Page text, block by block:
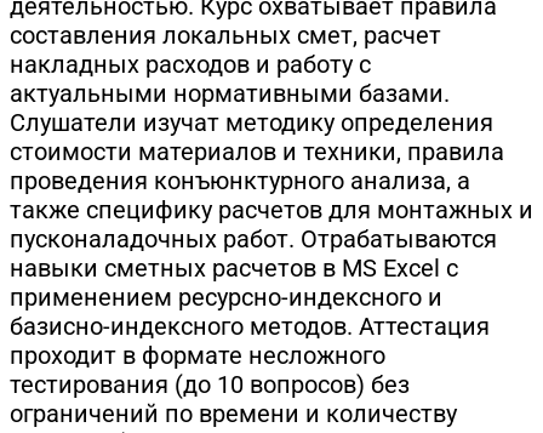
составления локальных смет, расчет
накладных расходов и работу с
актуальными нормативными базами.
Слушатели изучат методику определения
стоимости материалов и техники, правила
проведения конъюнктурного анализа, а
также специфику расчетов для монтажных и
пусконаладочных работ. Отрабатываются
навыки сметных расчетов в MS Excel с
применением ресурсно-индексного и
базисно-индексного методов. Аттестация
проходит в формате несложного
тестирования (до 10 вопросов) без
ограничений по времени и количеству